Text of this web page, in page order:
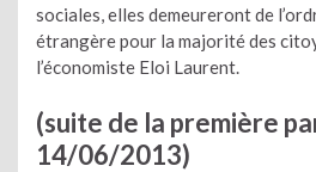
sociales, elles demeureront de
étrangère pour la majorité des
l’économiste Eloi Laurent.
(suite de la première
14/06/2013)